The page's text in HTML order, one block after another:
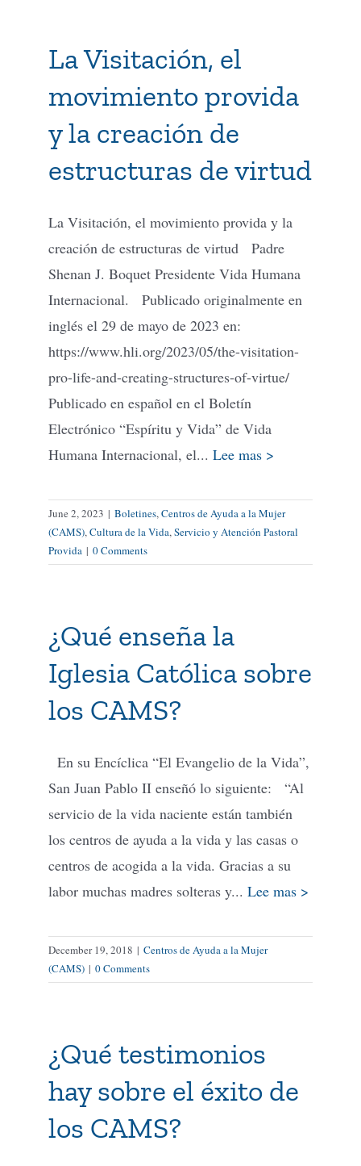
La Visitación, el
movimiento provida
y la creación de
estructuras de virtud
La Visitación, el movimiento provida y la
creación de estructuras de virtud Padre
Shenan J. Boquet Presidente Vida Humana
Internacional. Publicado originalmente en
inglés el 29 de mayo de 2023 en:
https://www.hli.org/2023/05/the-visitation-
pro-life-and-creating-structures-of-virtue/
Publicado en español en el Boletín
Electrónico “Espíritu y Vida” de Vida
Humana Internacional, el... Lee mas >
June 2, 2023 | Boletines, Centros de Ayuda a la Mujer
(CAMS), Cultura de la Vida, Servicio y Atención Pastoral
Provida | 0 Comments
¿Qué enseña la
Iglesia Católica sobre
los CAMS?
En su Encíclica “El Evangelio de la Vida”,
San Juan Pablo II enseñó lo siguiente: “Al
servicio de la vida naciente están también
los centros de ayuda a la vida y las casas o
centros de acogida a la vida. Gracias a su
labor muchas madres solteras y... Lee mas >
December 19, 2018 | Centros de Ayuda a la Mujer
(CAMS) | 0 Comments
¿Qué testimonios
hay sobre el éxito de
los CAMS?